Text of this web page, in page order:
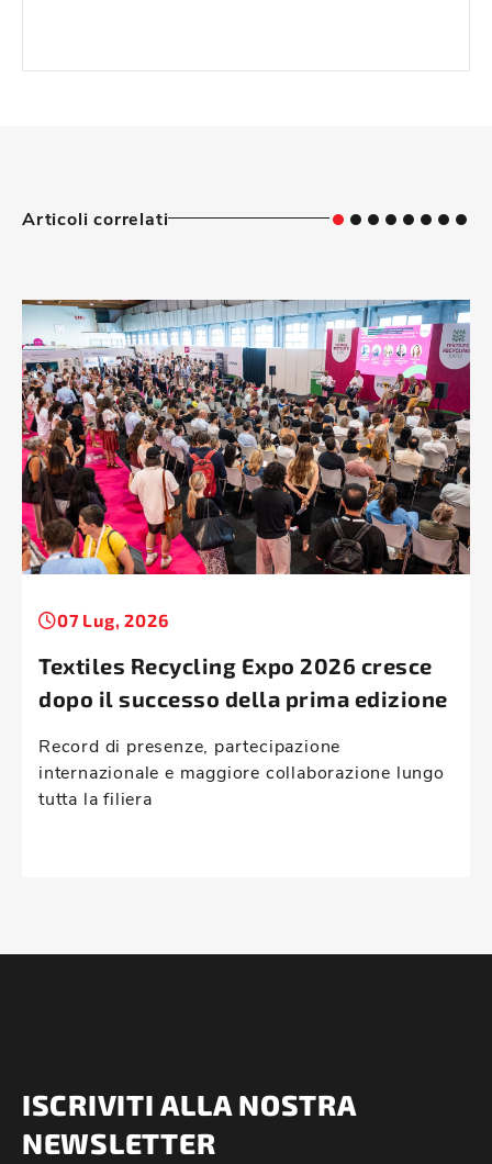
Articoli correlati
07 Lug, 2026
Textiles Recycling Expo 2026 cresce
dopo il successo della prima edizione
Record di presenze, partecipazione
internazionale e maggiore collaborazione lungo
tutta la filiera
ISCRIVITI ALLA NOSTRA
NEWSLETTER